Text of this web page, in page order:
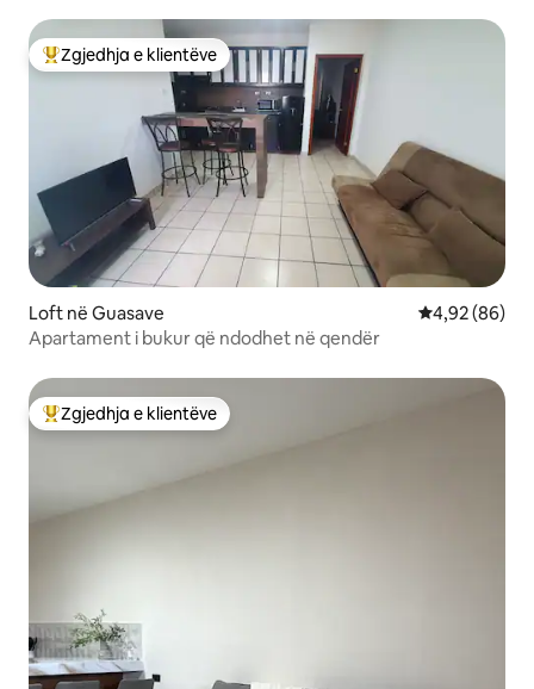
Më të mirat e zgjedhjeve të klientëve
Zgjedhja e klientëve
Loft në Guasave Vlerësimi
4,92 (86)
Apartament i bukur që ndodhet në qendër
Më të mirat e zgjedhjeve të klientëve
Zgjedhja e klientëve